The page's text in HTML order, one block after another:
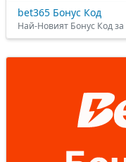
bet365 Бонус Код
Най-Новият Бонус Код за